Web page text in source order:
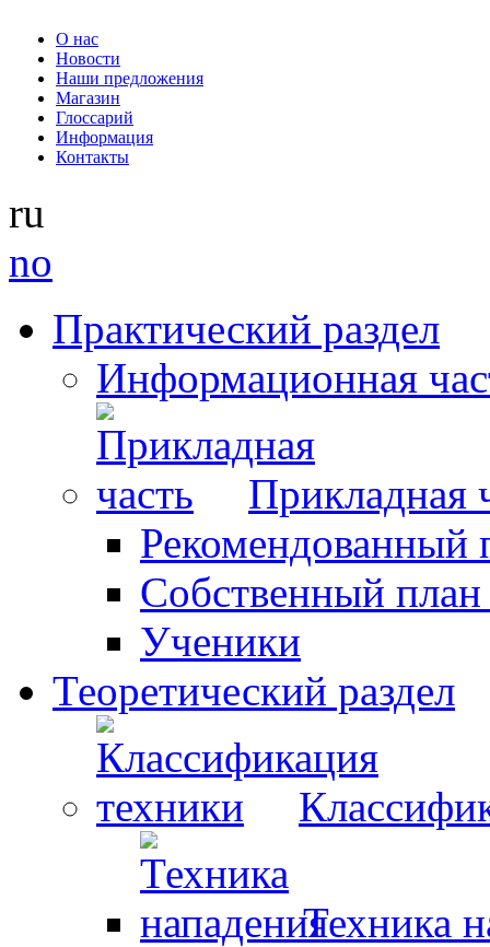
О нас
Новости
Наши предложения
Магазин
Глоссарий
Информация
Контакты
ru
no
Практический раздел
Информационная
Прикладная
Рекомендованный
Собственный
Ученики
Теоретический раздел
Техника